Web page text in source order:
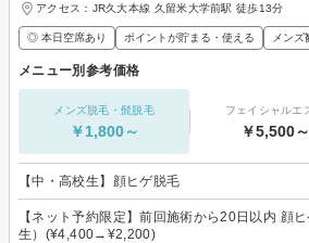
アクセス：JR久大本線 久留米大学前駅 徒歩13分
◎ 本日空席あり ポイントが貯まる・使える メンズ
メニュー別参考価格
メンズ脱毛・髭脱毛
￥1,800～
フェイシャルエ
￥5,500～
【中・高校生】顔ヒゲ脱毛
【ネット予約限定】前回施術から20日以内 顔
生）(¥4,400→¥2,200)